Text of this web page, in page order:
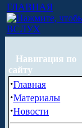
ГЛАВНАЯ
ВСЛУХ
Навигация по
сайту
·Главная
·Материалы
·Новости